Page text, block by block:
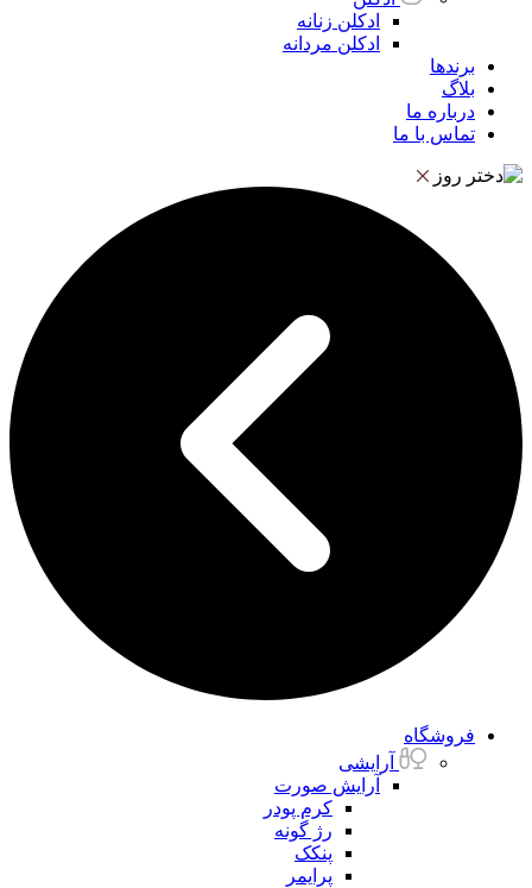
ادکلن زنانه
ادکلن مردانه
برندها
بلاگ
درباره ما
تماس با ما
فروشگاه
آرایشی
آرایش صورت
کرم پودر
رژ گونه
پنکک
پرایمر